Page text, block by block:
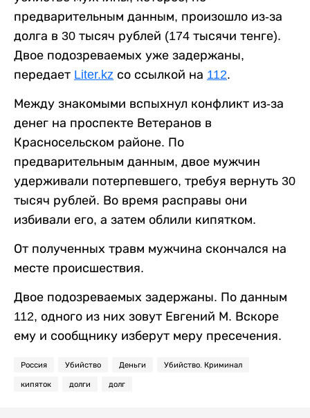
предварительным данным, произошло из-за
долга в 30 тысяч рублей (174 тысячи тенге).
Двое подозреваемых уже задержаны,
передает Liter.kz со ссылкой на 112.
Между знакомыми вспыхнул конфликт из-за
денег на проспекте Ветеранов в
Красносельском районе. По
предварительным данным, двое мужчин
удерживали потерпевшего, требуя вернуть 30
тысяч рублей. Во время расправы они
избивали его, а затем облили кипятком.
От полученных травм мужчина скончался на
месте происшествия.
Двое подозреваемых задержаны. По данным
112, одного из них зовут Евгений М. Вскоре
ему и сообщнику изберут меру пресечения.
Россия Убийство Деньги Убийство. Криминал
кипяток долги долг